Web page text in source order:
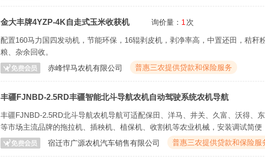
金大丰牌4YZP-4K自走式玉米收获机 询价量： 1 次
配置160马力国四发动机，节能环保，16辊剥皮机，剥净率高，中置还田，秸秆
粮、杂余回收。
赤峰悍马农机有限公司 普惠三农提供贷款和保险服务
丰疆FJNBD-2.5RD丰疆智能北斗导航农机自动驾驶系统农机导航
丰疆FJNBD-2.5RD北斗导航农机导航可适配保田、洋马、井关、久富、沃得、
等市场主流品牌的拖拉机、插秧机、植保机、收割机等农业机械，安装调试简
宿迁市广源农机汽车销售有限公司 普惠三农提供贷款和保险服